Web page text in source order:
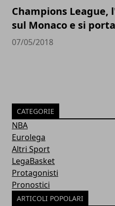
Champions
sul Monaco e si
07/05/2018
CATEGORIE
NBA
Eurolega
Altri Sport
LegaBasket
Protagonisti
Pronostici
ARTICOLI POPOLARI